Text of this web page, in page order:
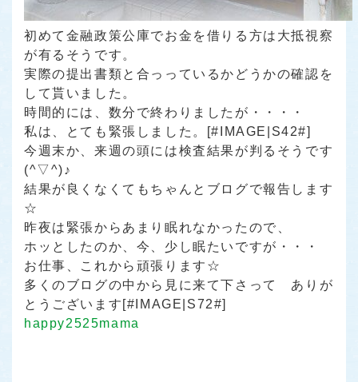
初めて金融政策公庫でお金を借りる方は大抵視察
が有るそうです。
実際の提出書類と合っっているかどうかの確認を
して貰いました。
時間的には、数分で終わりましたが・・・・
私は、とても緊張しました。[#IMAGE|S42#]
今週末か、来週の頭には検査結果が判るそうです
(^▽^)♪
結果が良くなくてもちゃんとブログで報告します
☆
昨夜は緊張からあまり眠れなかったので、
ホッとしたのか、今、少し眠たいですが・・・
お仕事、これから頑張ります☆
多くのブログの中から見に来て下さって ありが
とうございます[#IMAGE|S72#]
happy2525mama